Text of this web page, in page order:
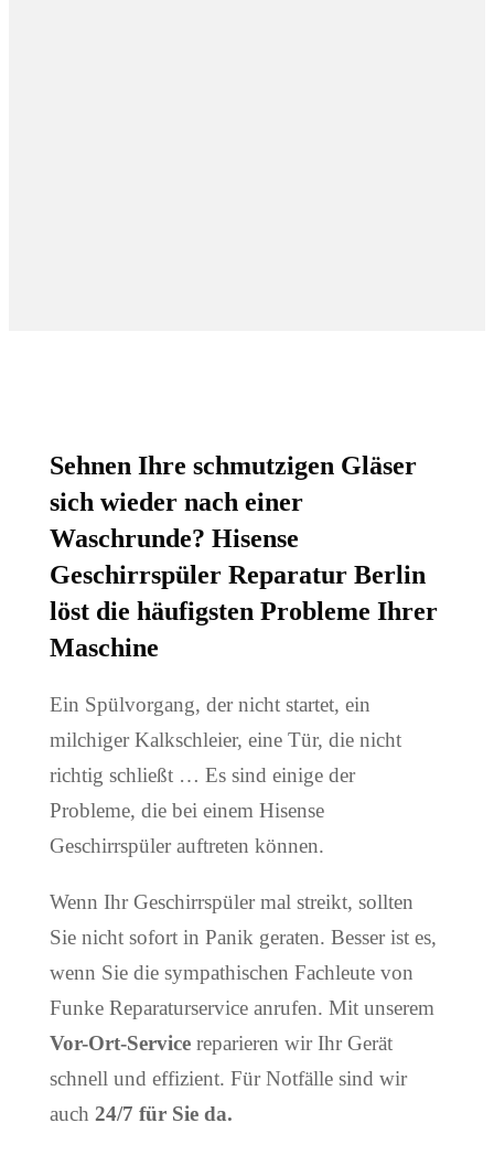
Sehnen Ihre schmutzigen Gläser
sich wieder nach einer
Waschrunde?Hisense
Geschirrspüler Reparatur Berlin
löst die häufigsten Probleme Ihrer
Maschine
Ein Spülvorgang, der nicht startet, ein
milchiger Kalkschleier, eine Tür, die nicht
richtig schließt … Es sind einige der
Probleme, die bei einem Hisense
Geschirrspüler auftreten können.
Wenn Ihr Geschirrspüler mal streikt, sollten
Sie nicht sofort in Panik geraten. Besser ist es,
wenn Sie die sympathischen Fachleute von
Funke Reparaturservice anrufen. Mit unserem
Vor-Ort-Service reparieren wir Ihr Gerät
schnell und effizient. Für Notfälle sind wir
auch24/7 für Sie da.